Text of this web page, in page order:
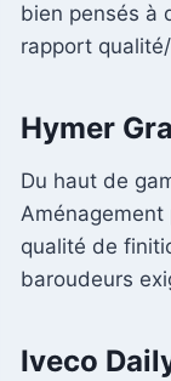
bien pensés à
rapport
Hymer
Du haut de
Aménagement
qualité de
baroudeurs
Iveco